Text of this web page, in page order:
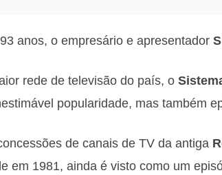
anos, o empresário e apresentador
rede de televisão do país, o
popularidade, mas também
de canais de TV da antiga
em 1981, ainda é visto como um